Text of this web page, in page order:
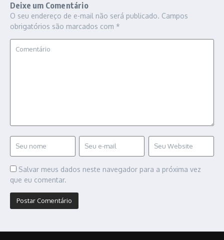
Deixe um Comentário
O seu endereço de e-mail não será publicado. Campos
obrigatórios são marcados com *
Salvar meus dados neste navegador para a próxima vez
que eu comentar.